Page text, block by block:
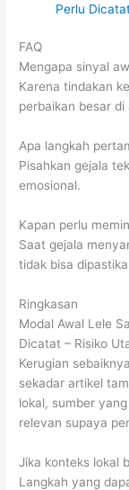
Perlu
FAQ
Mengapa sinyal
Karena tindakan
perbaikan besar di
Apa langkah
Pisahkan gejala
emosional.
Kapan perlu
Saat gejala
tidak bisa
Ringkasan
Modal Awal Lele
Dicatat – Risiko
Kerugian
sekadar artikel
lokal, sumber
relevan supaya
Jika konteks lokal
Langkah yang